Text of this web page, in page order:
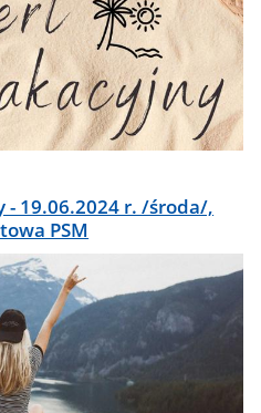
19.06.2024 r. /środa/,
PSM